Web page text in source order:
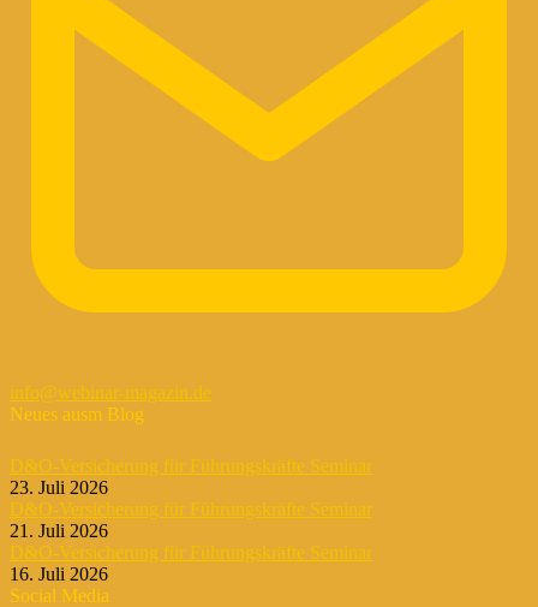
info@webinar-magazin.de
Neues ausm Blog
D&O-Versicherung für Führungskräfte Seminar
23. Juli 2026
D&O-Versicherung für Führungskräfte Seminar
21. Juli 2026
D&O-Versicherung für Führungskräfte Seminar
16. Juli 2026
Social Media